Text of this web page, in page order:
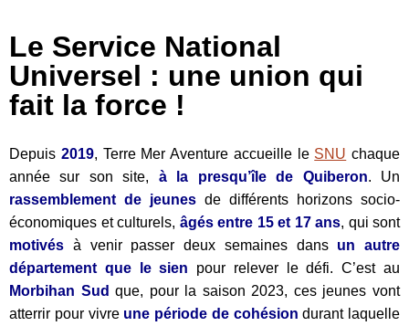
Le Service National
Universel : une union qui
fait la force !
Depuis 2019, Terre Mer Aventure accueille le SNU chaque
année sur son site, à la presqu’île de Quiberon. Un
rassemblement de jeunes de différents horizons socio-
économiques et culturels, âgés entre 15 et 17 ans, qui sont
motivés à venir passer deux semaines dans un autre
département que le sien
pour relever le défi. C’est au
Morbihan Sud que, pour la saison 2023, ces jeunes vont
atterrir pour vivre une période de cohésion durant laquelle